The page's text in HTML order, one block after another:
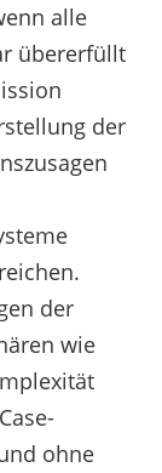
alle
übererfüllt
der
der
wie
ohne